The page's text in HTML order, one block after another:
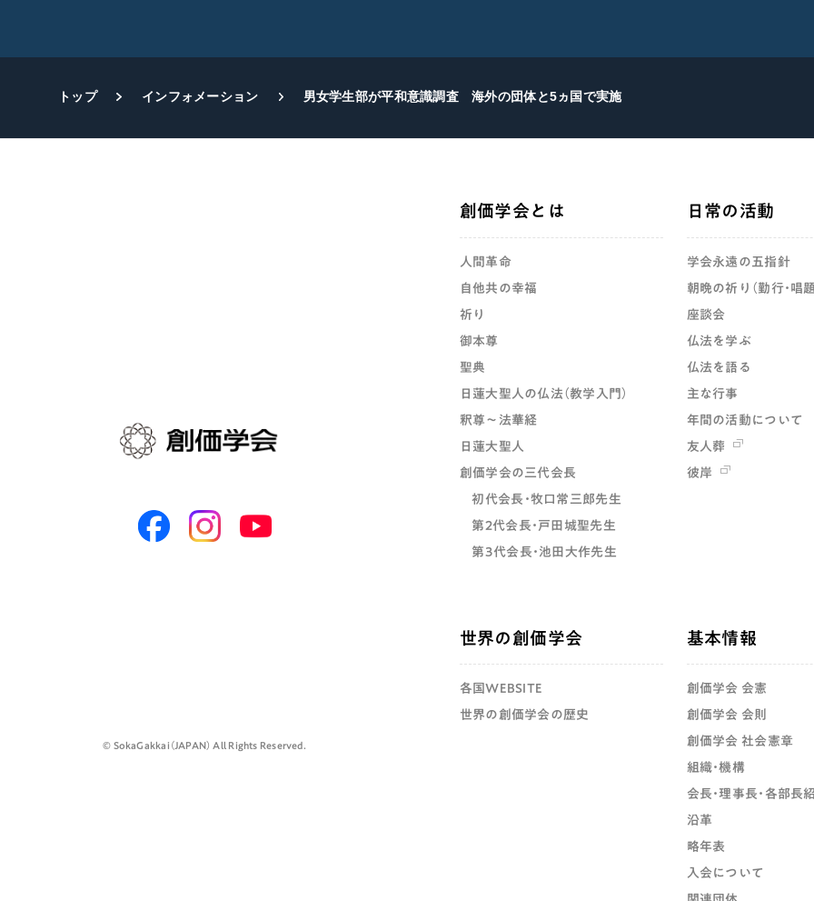
トップ インフォメーション 男女学生部が平和意識調査 海外の団体と5ヵ国で実施
©️ SokaGakkai（JAPAN） All Rights Reserved.
創価学会とは
人間革命
自他共の幸福
祈り
御本尊
聖典
日蓮大聖人の仏法（教学入門）
釈尊～法華経
日蓮大聖人
創価学会の三代会長
初代会長・牧口常三郎先生
第2代会長・戸田城聖先生
第3代会長・池田大作先生
日常の活動
学会永遠の五指針
朝晩の祈り（勤行・唱題
座談会
仏法を学ぶ
仏法を語る
主な行事
年間の活動について
友人葬
彼岸
世界の創価学会
各国WEBSITE
世界の創価学会の歴史
基本情報
創価学会 会憲
創価学会 会則
創価学会 社会憲章
組織・機構
会長・理事長・各部長
沿革
略年表
入会について